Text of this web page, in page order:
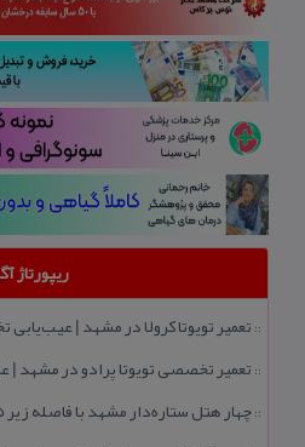
ریپورتاژ
:: تعمیر تویوتا كرولا در مشهد |
:: تعمیر تخصصی تویوتا پرادو در مشهد |
::چهار هتل‌ ستاره‌دار مشهد با فاصله زیر 5 دقیقه تا حرم